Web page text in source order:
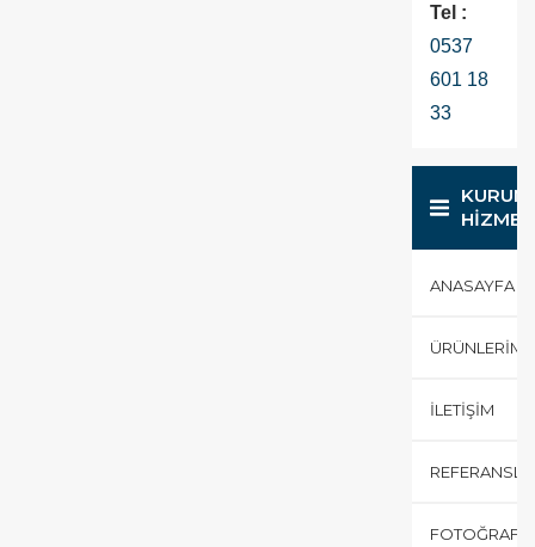
Tel :
0537
601 18
33
ANASAYFA
İLETIŞIM
FOTOĞRAF